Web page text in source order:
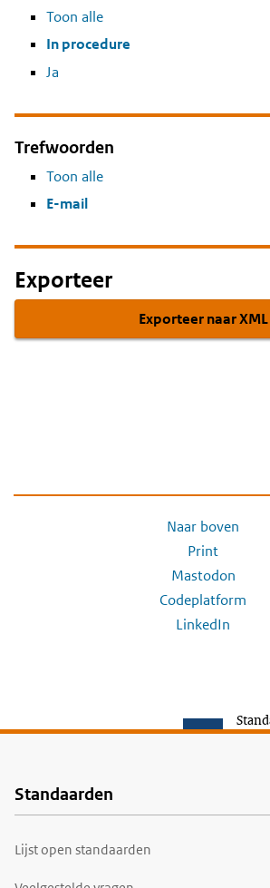
Toon alle
In procedure
Ja
Trefwoorden
Toon alle
E-mail
Exporteer
Exporteer naar XML
Naar boven
Print
Mastodon
Codeplatform
LinkedIn
Voet
Standaarden
Lijst open standaarden